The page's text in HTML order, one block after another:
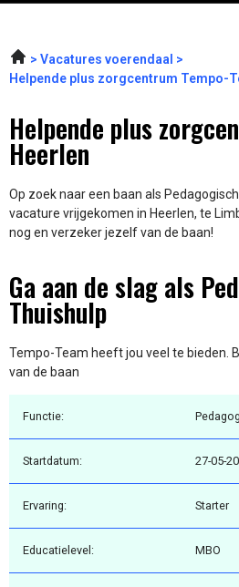
Vacatures voerendaal
Helpende plus zorgcentrum Tempo-
Helpende plus
Heerlen
Op zoek naar een baan als
vacature vrijgekomen in Heerlen, te
nog en verzeker jezelf van de baan!
Ga aan de slag als
Thuishulp
Tempo-Team heeft jou veel te bieden.
van de baan
Functie:
Startdatum: 27-05-
Ervaring: Starter
Educatielevel: MBO